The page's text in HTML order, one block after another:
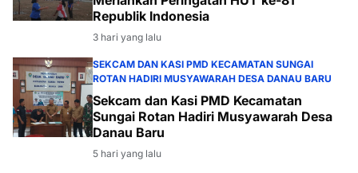
Republik Indonesia
3 hari yang lalu
SEKCAM DAN KASI PMD KECAMATAN SUNGAI
ROTAN HADIRI MUSYAWARAH DESA DANAU BARU
Sekcam dan Kasi PMD Kecamatan
Sungai Rotan Hadiri Musyawarah Desa
Danau Baru
5 hari yang lalu